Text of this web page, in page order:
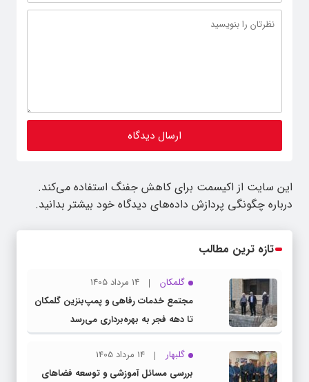
این سایت از اکیسمت برای کاهش جفنگ استفاده می‌کند.
درباره چگونگی پردازش داده‌های دیدگاه خود بیشتر بدانید.
تازه ترین مطالب
گلمکان
14 مرداد 1405
مجتمع خدمات رفاهی و پمپ‌بنزین گلمکان
تا دهه فجر به بهره‌برداری می‌رسد
گلبهار
14 مرداد 1405
بررسی مسائل آموزشی و توسعه فضاهای